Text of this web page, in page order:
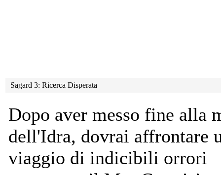
Sagard 3: Ricerca Disperata
Dopo aver messo fine alla
dell'Idra, dovrai affrontare
viaggio di indicibili orrori